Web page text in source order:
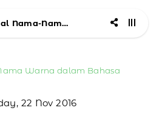
Mengenal Nama-Nama Warna dalam Bahasa Mandarin
22 Nov 2016